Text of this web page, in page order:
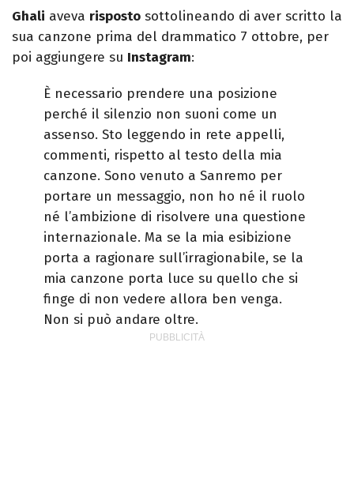
Ghali aveva risposto sottolineando di aver scritto la
sua canzone prima del drammatico 7 ottobre, per
poi aggiungere su Instagram:
È necessario prendere una posizione
perché il silenzio non suoni come un
assenso. Sto leggendo in rete appelli,
commenti, rispetto al testo della mia
canzone. Sono venuto a Sanremo per
portare un messaggio, non ho né il ruolo
né l’ambizione di risolvere una questione
internazionale. Ma se la mia esibizione
porta a ragionare sull’irragionabile, se la
mia canzone porta luce su quello che si
finge di non vedere allora ben venga.
Non si può andare oltre.